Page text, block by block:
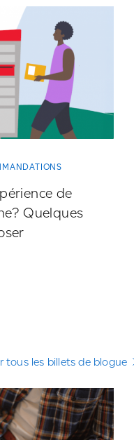
de
Quelques
tous les billets de blogue